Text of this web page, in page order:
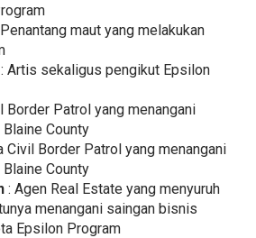
maut yang melakukan
: Artis sekaligus pengikut Epsilon
Border Patrol yang menangani
County
Civil Border Patrol yang menangani
County
: Agen Real Estate yang menyuruh
menangani saingan bisnis
Epsilon Program